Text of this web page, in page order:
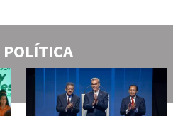
POLÍTICA